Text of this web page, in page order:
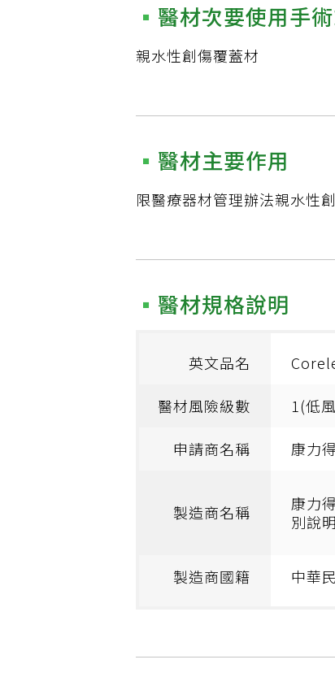
醫材次要使用手
親水性創傷覆蓋材
醫材主要作用
限醫療器材管理辦法親水性
醫材規格說明
英文品名
醫材風險級數 1(低
申請商名稱 康力
製造商名稱
康力
別說
製造商國籍 中華